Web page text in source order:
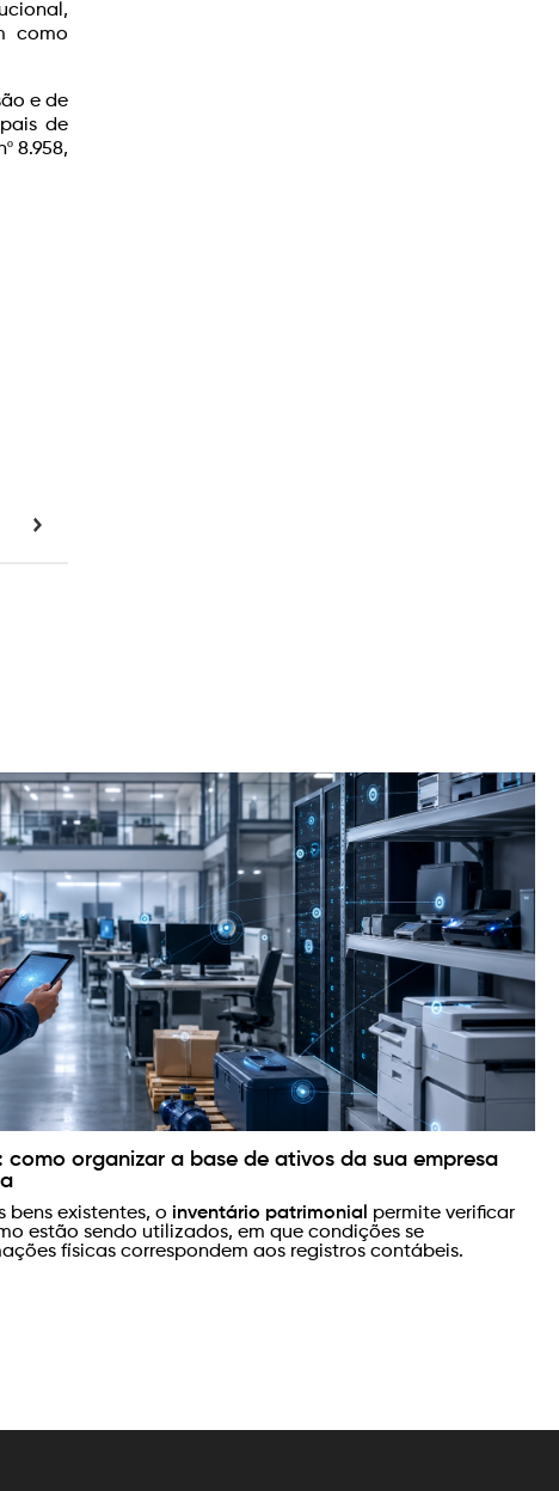
como
e de
de
8.958,
o que muda e por que sua empresa precisa se
os novos tributos federais e inicia-se uma transição que
contábeis, fiscais e operacionais das empresas.